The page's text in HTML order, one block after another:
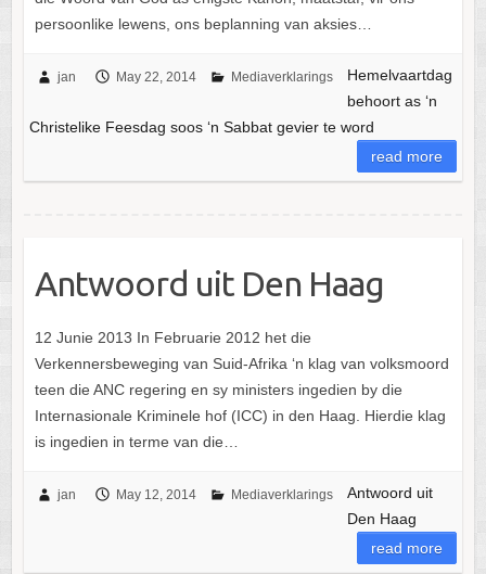
persoonlike lewens, ons beplanning van aksies…
jan May 22, 2014 Mediaverklarings
Hemelvaartdag
behoort as ‘n
Christelike Feesdag soos ‘n Sabbat gevier te word
read more
Antwoord uit Den Haag
12 Junie 2013 In Februarie 2012 het die
Verkennersbeweging van Suid-Afrika ‘n klag van volksmoord
teen die ANC regering en sy ministers ingedien by die
Internasionale Kriminele hof (ICC) in den Haag. Hierdie klag
is ingedien in terme van die…
jan May 12, 2014 Mediaverklarings
Antwoord uit
Den Haag
read more